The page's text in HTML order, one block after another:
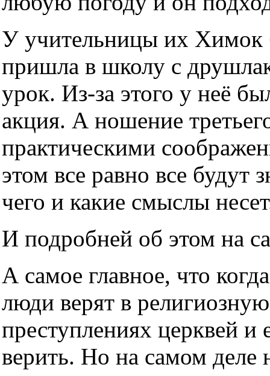
У учительницы их Химок
пришла в школу с
урок. Из-за этого у неё
акция. А ношение
практическими
этом все равно все будут
чего и какие смыслы
И подробней об этом на
А самое главное, что
люди верят в
преступлениях церквей и
верить. Но на самом деле